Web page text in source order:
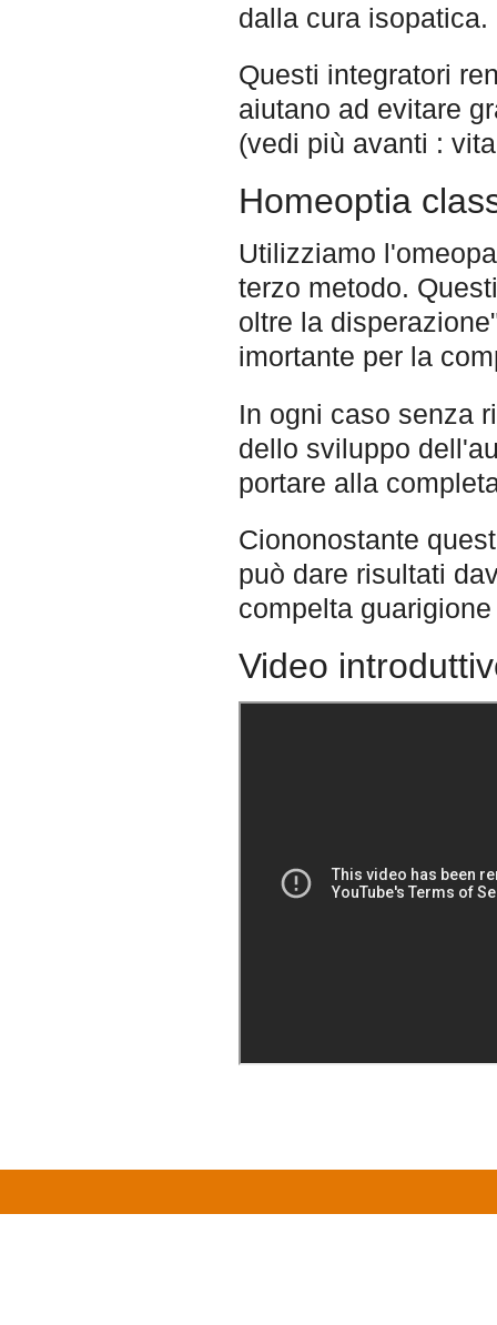
dalla cura isopatica.
Questi integratori
aiutano ad evitare
(vedi più avanti :
Homeoptia
Utilizziamo
terzo metodo.
oltre la
imortante per la
In ogni caso senza
dello sviluppo
portare alla
Ciononostante
può dare risultati
compelta guarigione
Video